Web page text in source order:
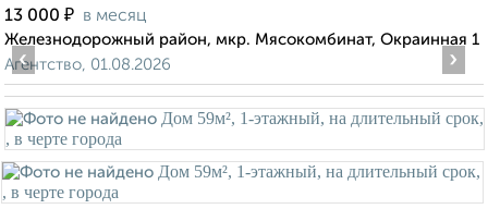
13 000 ₽ в месяц
Железнодорожный район, мкр. Мясокомбинат, Окраинная 1
Агентство, 01.08.2026
‹ ›